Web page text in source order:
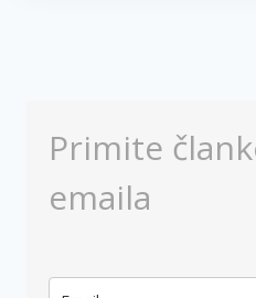
Primite
emaila